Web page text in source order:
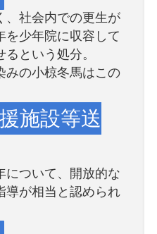
、社会内での更生が
を少年院に収容して
という処分。
の小椋冬馬はこの
施設等送
について、開放的な
導が相当と認められ